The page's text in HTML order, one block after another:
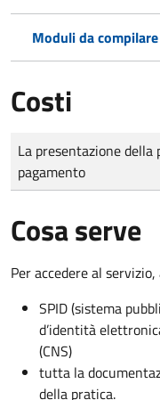
Moduli da
Costi
Tipo di pagamento
Importo
La presentazione
pagamento
Cosa serve
Per accedere al
SPID (sistema
d’identità
(CNS)
tutta la
della pratica.